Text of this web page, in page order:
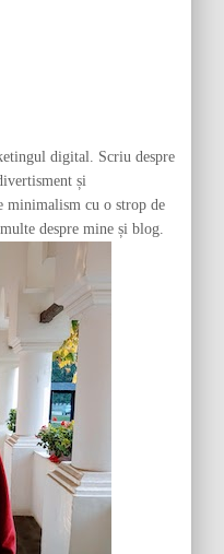
digital. Scriu despre
și
minimalism cu o strop de
despre mine și blog.